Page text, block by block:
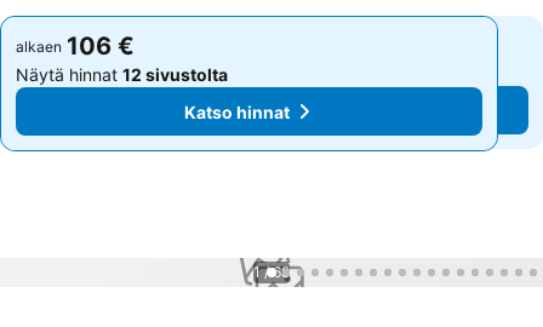
alkaen 106 €
Näytä hinnat 12 sivustolta
Katso hinnat
alkaen 106 €
Näytä hinnat 12 sivustolta
Katso hinnat
1 / 68